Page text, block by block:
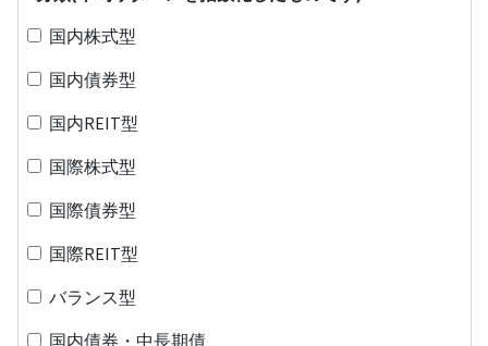
国内株式型
国内債券型
国内REIT型
国際株式型
国際債券型
国際REIT型
バランス型
国内債券・中長期債